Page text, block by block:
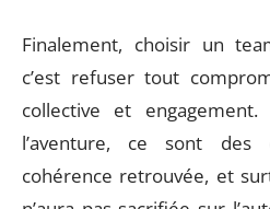
Finalement, choisir un
c’est refuser tout
collective et
l’aventure, ce sont des
cohérence retrouvée, et